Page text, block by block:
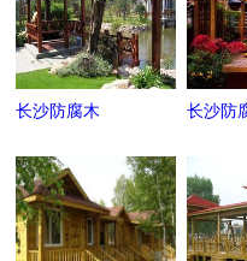
长沙防腐木 长沙防